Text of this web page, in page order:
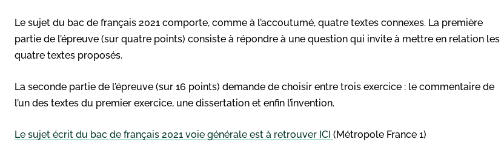
Le sujet du bac de français 2021 comporte, comme à l’accoutumé, quatre textes connexes. La première
partie de l’épreuve (sur quatre points) consiste à répondre à une question qui invite à mettre en relation les
quatre textes proposés.
La seconde partie de l’épreuve (sur 16 points) demande de choisir entre trois exercice : le commentaire de
l’un des textes du premier exercice, une dissertation et enfin l’invention.
Le sujet écrit du bac de français 2021 voie générale est à retrouver ICI (Métropole France 1)